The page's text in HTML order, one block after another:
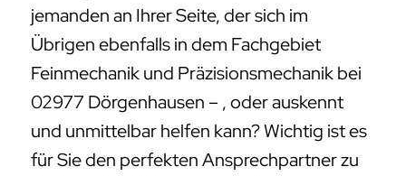
jemanden an Ihrer Seite, der sich im
Übrigen ebenfalls in dem Fachgebiet
Feinmechanik und Präzisionsmechanik bei
02977 Dörgenhausen – , oder auskennt
und unmittelbar helfen kann? Wichtig ist es
für Sie den perfekten Ansprechpartner zu